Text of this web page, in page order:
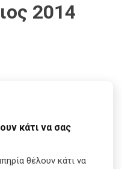
2014
κάτι να σας
θέλουν κάτι να